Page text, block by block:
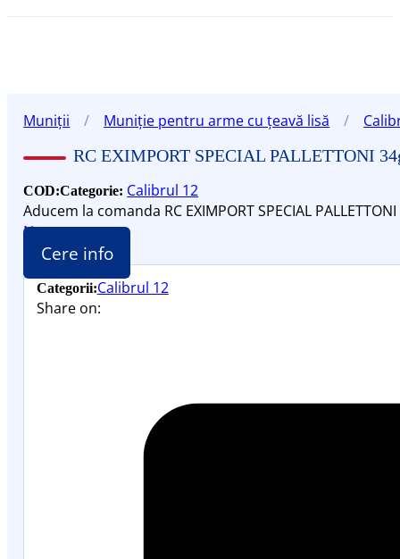
Muniții / Muniție pentru arme cu țeavă lisă /
RC EXIMPORT SPECIAL PALLETTONI
COD:Categorie: Calibrul 12
Aducem la comanda RC EXIMPORT SPECIAL
Nou
Cere info
Categorii:Calibrul 12
Share on: